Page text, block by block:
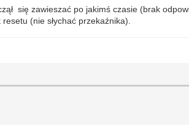
się zawieszać po jakimś czasie (brak
(nie słychać przekaźnika).